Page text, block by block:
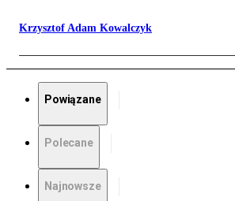
Krzysztof Adam Kowalczyk
Powiązane
Polecane
Najnowsze